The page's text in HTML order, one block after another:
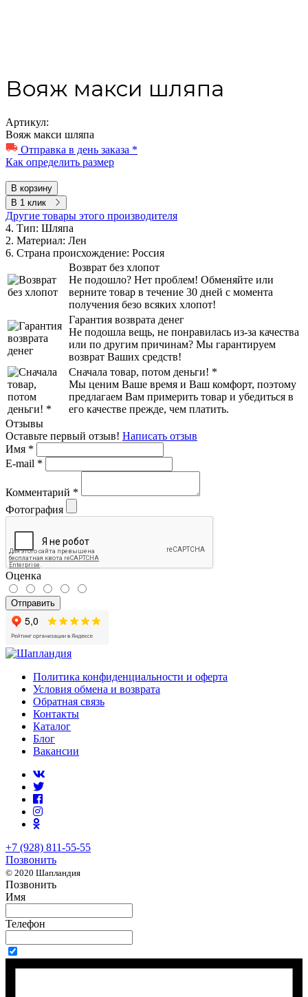
Вояж макси шляпа
Артикул:
Вояж макси шляпа
Отправка в день заказа *
Как определить размер
В корзину
В 1 клик
Другие товары этого производителя
4. Тип: Шляпа
2. Материал: Лен
6. Страна происхождение: Россия
Возврат без хлопот
Не подошло? Нет проблем! Обменяйте или
верните товар в течение 30 дней с момента
получения безо всяких хлопот!
Гарантия возврата денег
Не подошла вещь, не понравилась из-за качества
или по другим причинам? Мы гарантируем
возврат Ваших средств!
Сначала товар, потом деньги! *
Мы ценим Ваше время и Ваш комфорт, поэтому
предлагаем Вам примерить товар и убедиться в
его качестве прежде, чем платить.
Отзывы
Оставьте первый отзыв! Написать отзыв
Имя *
E-mail *
Комментарий *
Фотография
Оценка
Отправить
Политика конфиденциальности и оферта
Условия обмена и возврата
Обратная связь
Контакты
Каталог
Блог
Вакансии
+7 (928) 811-55-55
Позвонить
© 2020 Шапландия
Позвонить
Имя
Телефон